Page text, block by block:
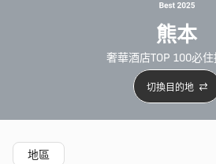
熊本
奢華酒店TOP 100必
切換目的地
精選酒店
地區